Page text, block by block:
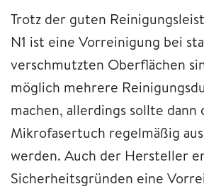
Trotz der guten
N1 ist eine Vorreinigung bei
verschmutzten Oberflächen
möglich mehrere
machen, allerdings sollte dann
Mikrofasertuch regelmäßig
werden. Auch der Hersteller
Sicherheitsgründen eine